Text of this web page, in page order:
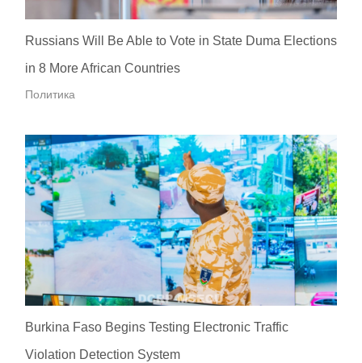
Russians Will Be Able to Vote in State Duma Elections
in 8 More African Countries
Политика
Burkina Faso Begins Testing Electronic Traffic
Violation Detection System